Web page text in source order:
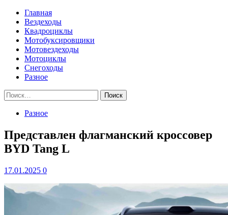
Главная
Вездеходы
Квадроциклы
Мотобуксировщики
Мотовездеходы
Мотоциклы
Снегоходы
Разное
Найти:
Разное
Представлен флагманский кроссовер
BYD Tang L
17.01.2025 0